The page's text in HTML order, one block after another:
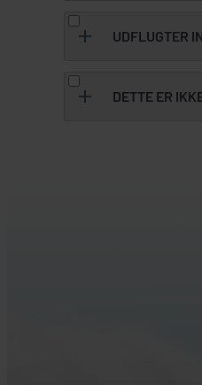
UDFLUGTER
Alle udflugterne er
og vidende lokal
DETTE ER